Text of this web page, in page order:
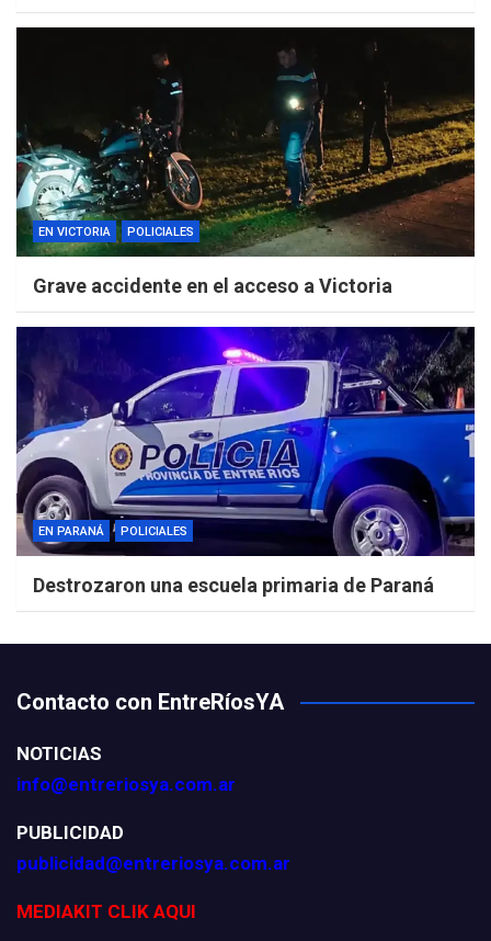
EN VICTORIA POLICIALES
Grave accidente en el acceso a Victoria
EN PARANÁ POLICIALES
Destrozaron una escuela primaria de Paraná
Contacto con EntreRíosYA
NOTICIAS
info@entreriosya.com.ar
PUBLICIDAD
publicidad@entreriosya.com.ar
MEDIAKIT CLIK AQUI